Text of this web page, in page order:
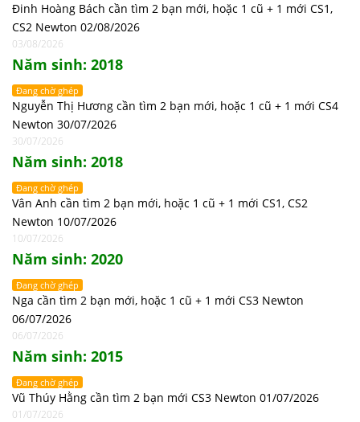
Đinh Hoàng Bách cần tìm 2 bạn mới, hoặc 1 cũ + 1 mới CS1,
CS2 Newton 02/08/2026
03/08/2026
Năm sinh: 2018
Đang chờ ghép
Nguyễn Thị Hương cần tìm 2 bạn mới, hoặc 1 cũ + 1 mới CS4
Newton 30/07/2026
30/07/2026
Năm sinh: 2018
Đang chờ ghép
Vân Anh cần tìm 2 bạn mới, hoặc 1 cũ + 1 mới CS1, CS2
Newton 10/07/2026
10/07/2026
Năm sinh: 2020
Đang chờ ghép
Nga cần tìm 2 bạn mới, hoặc 1 cũ + 1 mới CS3 Newton
06/07/2026
06/07/2026
Năm sinh: 2015
Đang chờ ghép
Vũ Thúy Hằng cần tìm 2 bạn mới CS3 Newton 01/07/2026
01/07/2026